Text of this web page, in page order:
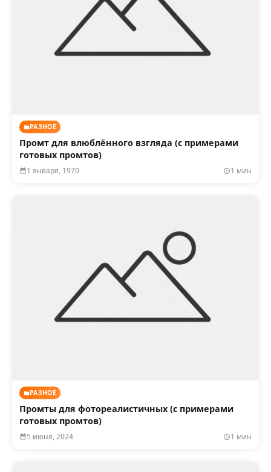
РАЗНОЕ
Промт для влюблённого взгляда (с примерами
готовых промтов)
1 января, 1970 1 мин
РАЗНОЕ
Промты для фотореалистичных (с примерами
готовых промтов)
5 июня, 2024 1 мин